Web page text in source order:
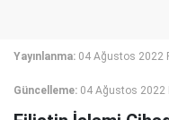
Yayınlanma: 04 Ağustos 2022
Güncelleme: 04 Ağustos 2022